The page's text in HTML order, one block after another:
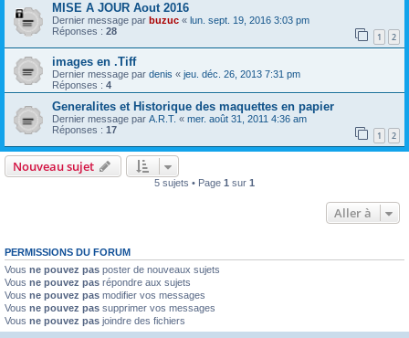
MISE A JOUR Aout 2016
Dernier message par buzuc « lun. sept. 19, 2016 3:03 pm
Réponses : 28 1 2
images en .Tiff
Dernier message par denis « jeu. déc. 26, 2013 7:31 pm
Réponses : 4
Generalites et Historique des maquettes en papier
Dernier message par A.R.T. « mer. août 31, 2011 4:36 am
Réponses : 17 1 2
Nouveau sujet
5 sujets • Page 1 sur 1
Aller à
PERMISSIONS DU FORUM
Vous ne pouvez pas poster de nouveaux sujets
Vous ne pouvez pas répondre aux sujets
Vous ne pouvez pas modifier vos messages
Vous ne pouvez pas supprimer vos messages
Vous ne pouvez pas joindre des fichiers